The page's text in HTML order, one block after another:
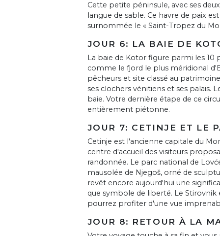
Cette petite péninsule, avec ses
langue de sable. Ce havre de paix
surnommée le « Saint-Tropez du
JOUR 6: LA BAIE DE
La baie de Kotor figure parmi les
comme le fjord le plus méridional
pêcheurs et site classé au
ses clochers vénitiens et ses palais.
baie. Votre dernière étape de ce
entièrement piétonne.
JOUR 7: CETINJE ET LE
Cetinje est l'ancienne capitale du
centre d'accueil des visiteurs
randonnée. Le parc national de
mausolée de Njegoš, orné de
revêt encore aujourd'hui une
que symbole de liberté. Le
pourrez profiter d'une vue
JOUR 8: RETOUR À LA